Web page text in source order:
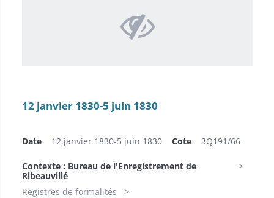
12 janvier 1830-5 juin 1830
Date 12 janvier 1830-5 juin 1830 Cote 3Q191/66
Contexte : Bureau de l'Enregistrement de
Ribeauvillé
Registres de formalités